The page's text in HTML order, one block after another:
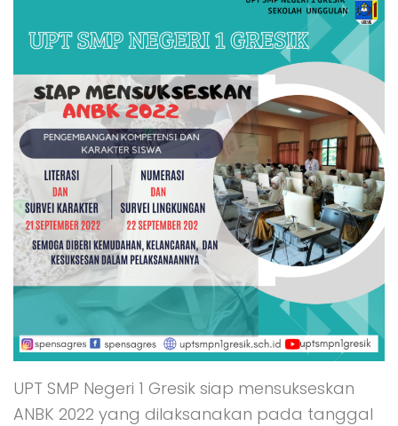
UPT SMP Negeri 1 Gresik siap mensukseskan
ANBK 2022 yang dilaksanakan pada tanggal